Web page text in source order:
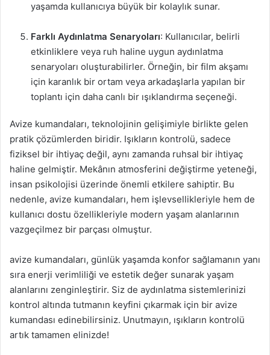
yaşamda kullanıcıya büyük bir kolaylık sunar.
Farklı Aydınlatma Senaryoları: Kullanıcılar, belirli
etkinliklere veya ruh haline uygun aydınlatma
senaryoları oluşturabilirler. Örneğin, bir film akşamı
için karanlık bir ortam veya arkadaşlarla yapılan bir
toplantı için daha canlı bir ışıklandırma seçeneği.
Avize kumandaları, teknolojinin gelişimiyle birlikte gelen
pratik çözümlerden biridir. Işıkların kontrolü, sadece
fiziksel bir ihtiyaç değil, aynı zamanda ruhsal bir ihtiyaç
haline gelmiştir. Mekânın atmosferini değiştirme yeteneği,
insan psikolojisi üzerinde önemli etkilere sahiptir. Bu
nedenle, avize kumandaları, hem işlevsellikleriyle hem de
kullanıcı dostu özellikleriyle modern yaşam alanlarının
vazgeçilmez bir parçası olmuştur.
avize kumandaları, günlük yaşamda konfor sağlamanın yanı
sıra enerji verimliliği ve estetik değer sunarak yaşam
alanlarını zenginleştirir. Siz de aydınlatma sistemlerinizi
kontrol altında tutmanın keyfini çıkarmak için bir avize
kumandası edinebilirsiniz. Unutmayın, ışıkların kontrolü
artık tamamen elinizde!